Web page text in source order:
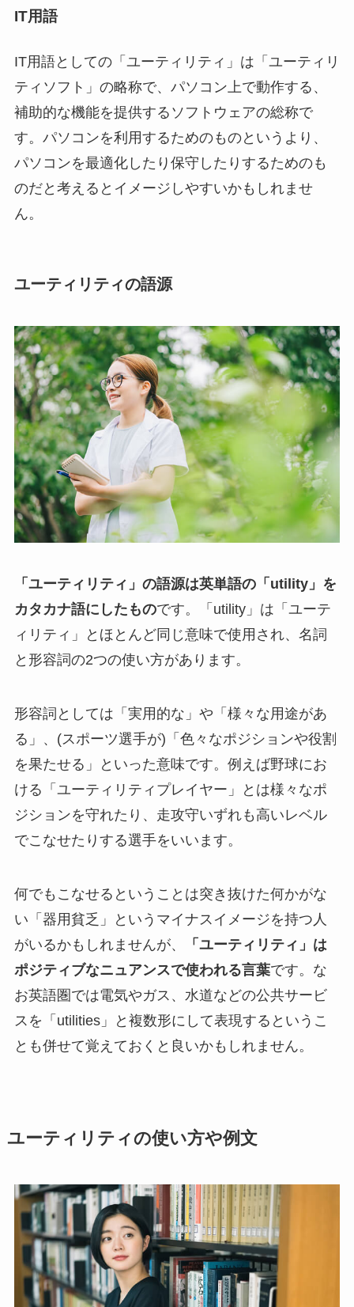
IT用語
IT用語としての「ユーティリティ」は「ユーティリ
ティソフト」の略称で、パソコン上で動作する、
補助的な機能を提供するソフトウェアの総称で
す。パソコンを利用するためのものというより、
パソコンを最適化したり保守したりするためのも
のだと考えるとイメージしやすいかもしれませ
ん。
ユーティリティの語源
「ユーティリティ」の語源は英単語の「utility」を
カタカナ語にしたものです。「utility」は「ユーテ
ィリティ」とほとんど同じ意味で使用され、名詞
と形容詞の2つの使い方があります。
形容詞としては「実用的な」や「様々な用途があ
る」、(スポーツ選手が)「色々なポジションや役割
を果たせる」といった意味です。例えば野球にお
ける「ユーティリティプレイヤー」とは様々なポ
ジションを守れたり、走攻守いずれも高いレベル
でこなせたりする選手をいいます。
何でもこなせるということは突き抜けた何かがな
い「器用貧乏」というマイナスイメージを持つ人
がいるかもしれませんが、
「ユーティリティ」は
ポジティブなニュアンスで使われる言葉です。な
お英語圏では電気やガス、水道などの公共サービ
スを「utilities」と複数形にして表現するというこ
とも併せて覚えておくと良いかもしれません。
ユーティリティの使い方や例文